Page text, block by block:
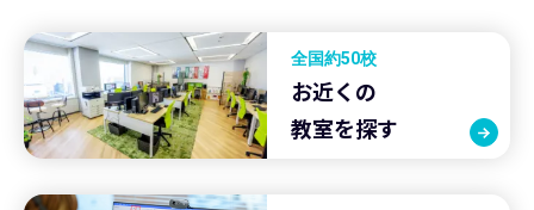
全国約50校
お近くの
教室を探す